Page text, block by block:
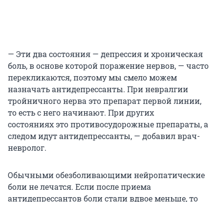
— Эти два состояния — депрессия и хроническая
боль, в основе которой поражение нервов, — часто
перекликаются, поэтому мы смело можем
назначать антидепрессанты. При невралгии
тройничного нерва это препарат первой линии,
то есть с него начинают. При других
состояниях это противосудорожные препараты, а
следом идут антидепрессанты, — добавил врач-
невролог.
Обычными обезболивающими нейропатические
боли не лечатся. Если после приема
антидепрессантов боли стали вдвое меньше, то